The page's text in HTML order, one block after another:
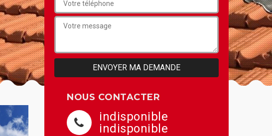
NOUS CONTACTER
indisponible
indisponible